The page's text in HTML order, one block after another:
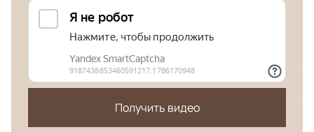
Получить видео